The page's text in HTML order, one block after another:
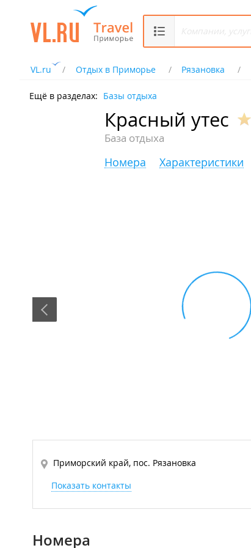
VL.ru Отдых в Приморье Рязановка
Ещё в разделах: Базы отдыха
Красный утес
База отдыха
Номера Характеристики
Приморский край, пос. Рязановка
Показать контакты
Номера